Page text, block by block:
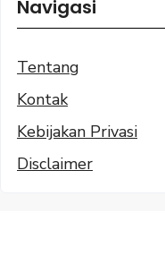
Navigasi
Tentang
Kontak
Kebijakan Privasi
Disclaimer